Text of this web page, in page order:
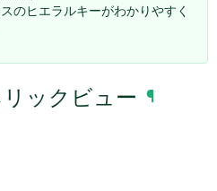
のヒエラルキーがわかりやすく
ックビュー ¶